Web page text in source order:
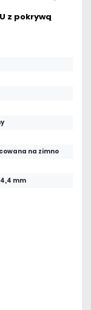
z pokrywą
na zimno
mm